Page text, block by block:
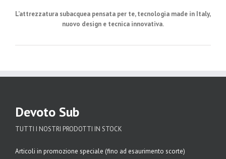
L’attrezzatura subacquea pensata per te, tecnologia made in Italy,
nuovo design e tecnica innovativa.
Devoto Sub
TUTTI I NOSTRI PRODOTTI IN STOCK
Articoli in promozione speciale (fino ad esaurimento scorte)